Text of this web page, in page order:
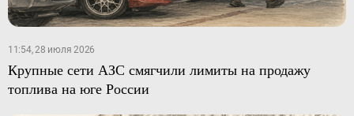
11:54, 28 июля 2026
Крупные сети АЗС смягчили лимиты на продажу
топлива на юге России